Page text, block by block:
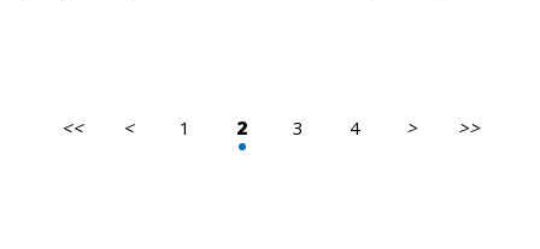
<<
Première
<
Page
1 2 3 4 >
Page
>>
Dernière